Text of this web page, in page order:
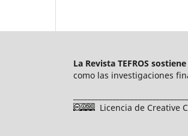
La Revista TEFROS
como las investigaciones
Licencia de Creative